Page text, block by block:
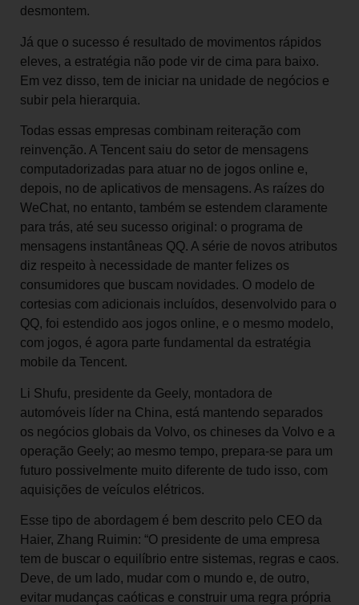
desmontem.
Já que o sucesso é resultado de movimentos rápidos
eleves, a estratégia não pode vir de cima para baixo.
Em vez disso, tem de iniciar na unidade de negócios e
subir pela hierarquia.
Todas essas empresas combinam reiteração com
reinvenção. A Tencent saiu do setor de mensagens
computadorizadas para atuar no de jogos online e,
depois, no de aplicativos de mensagens. As raízes do
WeChat, no entanto, também se estendem claramente
para trás, até seu sucesso original: o programa de
mensagens instantâneas QQ. A série de novos atributos
diz respeito à necessidade de manter felizes os
consumidores que buscam novidades. O modelo de
cortesias com adicionais incluídos, desenvolvido para o
QQ, foi estendido aos jogos online, e o mesmo modelo,
com jogos, é agora parte fundamental da estratégia
mobile da Tencent.
Li Shufu, presidente da Geely, montadora de
automóveis líder na China, está mantendo separados
os negócios globais da Volvo, os chineses da Volvo e a
operação Geely; ao mesmo tempo, prepara-se para um
futuro possivelmente muito diferente de tudo isso, com
aquisições de veículos elétricos.
Esse tipo de abordagem é bem descrito pelo CEO da
Haier, Zhang Ruimin: “O presidente de uma empresa
tem de buscar o equilíbrio entre sistemas, regras e caos.
Deve, de um lado, mudar com o mundo e, de outro,
evitar mudanças caóticas e construir uma regra própria